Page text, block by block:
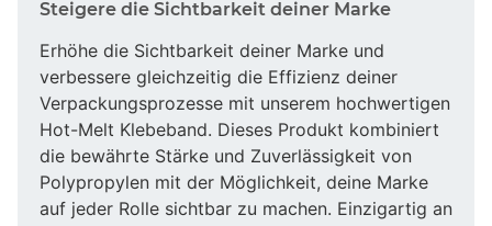
Steigere die Sichtbarkeit deiner Marke
Erhöhe die Sichtbarkeit deiner Marke und
verbessere gleichzeitig die Effizienz deiner
Verpackungsprozesse mit unserem hochwertigen
Hot-Melt Klebeband. Dieses Produkt kombiniert
die bewährte Stärke und Zuverlässigkeit von
Polypropylen mit der Möglichkeit, deine Marke
auf jeder Rolle sichtbar zu machen. Einzigartig an